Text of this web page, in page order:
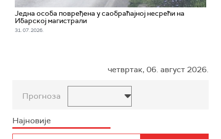
Једна особа повређена у саобраћајној несрећи на
Ибарској магистрали
31. 07. 2026.
четвртак, 06. август 2026.
Прогноза
Најновије